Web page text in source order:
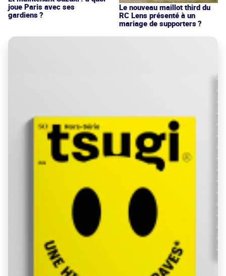
joue Paris avec ses
gardiens ?
Le nouveau maillot third du
RC Lens présenté à un
mariage de supporters ?